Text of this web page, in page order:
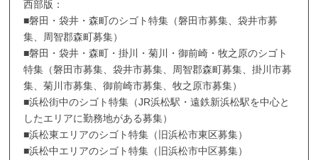
西部版：
■磐田・袋井・森町のシゴト特集（磐田市募集、袋井市募
集、周智郡森町募集）
■磐田・袋井・森町・掛川・菊川・御前崎・牧之原のシゴト
特集（磐田市募集、袋井市募集、周智郡森町募集、掛川市募
集、菊川市募集、御前崎市募集、牧之原市募集）
■浜松街中のシゴト特集（JR浜松駅・遠鉄新浜松駅を中心と
したエリアに勤務地がある募集）
■浜松東エリアのシゴト特集（旧浜松市東区募集）
■浜松中エリアのシゴト特集（旧浜松市中区募集）